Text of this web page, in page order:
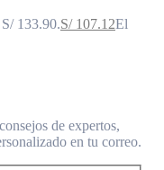
133.90.S/107.12El
de expertos,
en tu correo.